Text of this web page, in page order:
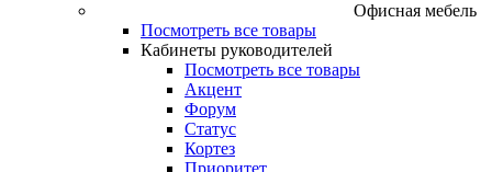
Офисная мебель
Посмотреть все товары
Кабинеты руководителей
Посмотреть все товары
Акцент
Форум
Статус
Кортез
Приоритет